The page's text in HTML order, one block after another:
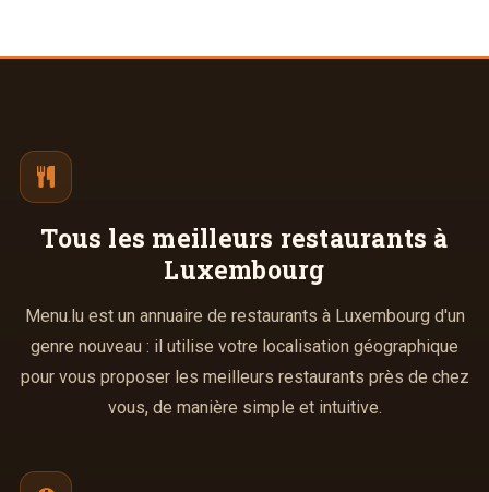
Tous les meilleurs restaurants à
Luxembourg
Menu.lu est un annuaire de restaurants à Luxembourg d'un
genre nouveau : il utilise votre localisation géographique
pour vous proposer les meilleurs restaurants près de chez
vous, de manière simple et intuitive.